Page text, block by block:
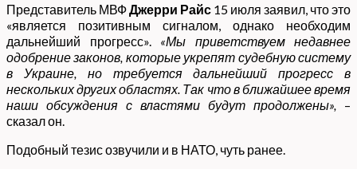
Представитель МВФДжерри Райс 15 июля заявил, что это
«является позитивным сигналом, однако необходим
дальнейший прогресс». «Мы приветствуем недавнее
одобрение законов, которые укрепят судебную систему
в Украине, но требуется дальнейший прогресс в
нескольких других областях. Так что в ближайшее время
наши обсуждения с властями будут продолжены», –
сказал он.
Подобный тезис озвучили и в НАТО, чуть ранее.